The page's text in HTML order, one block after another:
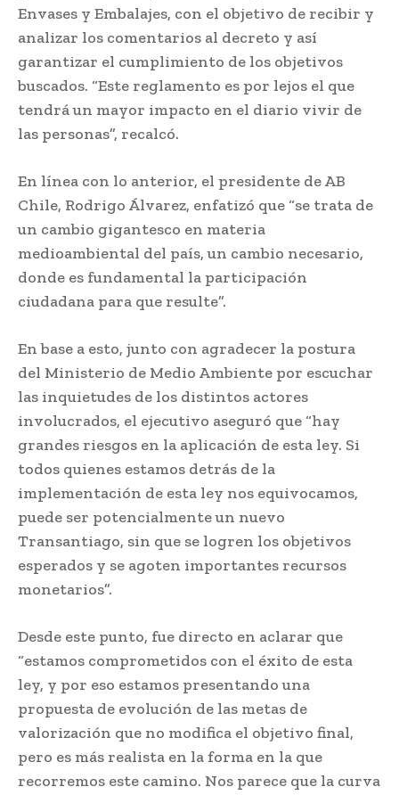
Envases y Embalajes, con el objetivo de recibir y
analizar los comentarios al decreto y así
garantizar el cumplimiento de los objetivos
buscados. “Este reglamento es por lejos el que
tendrá un mayor impacto en el diario vivir de
las personas”, recalcó.
En línea con lo anterior, el presidente de AB
Chile, Rodrigo Álvarez, enfatizó que “se trata de
un cambio gigantesco en materia
medioambiental del país, un cambio necesario,
donde es fundamental la participación
ciudadana para que resulte”.
En base a esto, junto con agradecer la postura
del Ministerio de Medio Ambiente por escuchar
las inquietudes de los distintos actores
involucrados, el ejecutivo aseguró que “hay
grandes riesgos en la aplicación de esta ley. Si
todos quienes estamos detrás de la
implementación de esta ley nos equivocamos,
puede ser potencialmente un nuevo
Transantiago, sin que se logren los objetivos
esperados y se agoten importantes recursos
monetarios”.
Desde este punto, fue directo en aclarar que
“estamos comprometidos con el éxito de esta
ley, y por eso estamos presentando una
propuesta de evolución de las metas de
valorización que no modifica el objetivo final,
pero es más realista en la forma en la que
recorremos este camino. Nos parece que la curva